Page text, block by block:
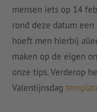
mensen iets op 14
rond deze datum
hoeft men hierbij
maken op de eigen
onze tips. Verderop
Valentijnsdag